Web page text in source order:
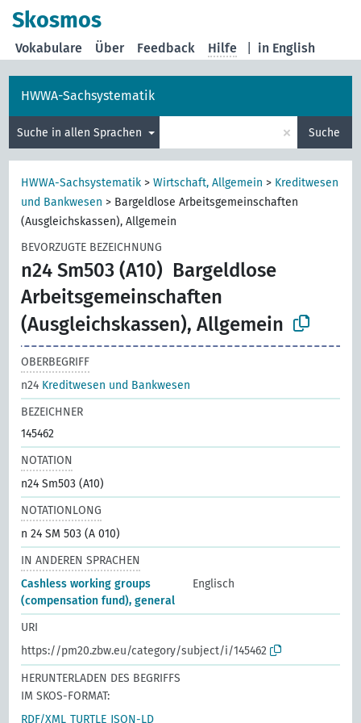
Skosmos
in English
Vokabulare Über Feedback Hilfe
HWWA-Sachsystematik
Suche in allen Sprachen × Suche
HWWA-Sachsystematik >Wirtschaft, Allgemein > Kreditwesen
und Bankwesen > Bargeldlose Arbeitsgemeinschaften
(Ausgleichskassen), Allgemein
BEVORZUGTE BEZEICHNUNG
n24 Sm503 (A10) Bargeldlose
Arbeitsgemeinschaften
(Ausgleichskassen), Allgemein
OBERBEGRIFF
n24 Kreditwesen und Bankwesen
BEZEICHNER
145462
NOTATION
n24 Sm503 (A10)
NOTATIONLONG
n 24 SM 503 (A 010)
IN ANDEREN SPRACHEN
Cashless working groups
(compensation fund), general
Englisch
URI
https://pm20.zbw.eu/category/subject/i/145462
HERUNTERLADEN DES BEGRIFFS
IM SKOS-FORMAT:
RDF/XML TURTLE JSON-LD